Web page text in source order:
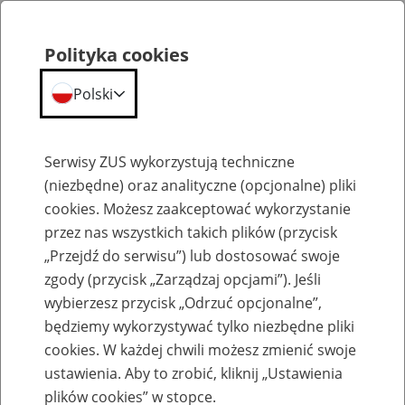
Emerytury
Baza zlikwidowanych lub
przekształconych zakładów pracy
Polityka cookies
Polski
Serwisy ZUS wykorzystują techniczne
(niezbędne) oraz analityczne (opcjonalne) pliki
cookies. Możesz zaakceptować wykorzystanie
przez nas wszystkich takich plików (przycisk
„Przejdź do serwisu”) lub dostosować swoje
zgody (przycisk „Zarządzaj opcjami”). Jeśli
wybierzesz przycisk „Odrzuć opcjonalne”,
będziemy wykorzystywać tylko niezbędne pliki
cookies. W każdej chwili możesz zmienić swoje
ustawienia. Aby to zrobić, kliknij „Ustawienia
plików cookies” w stopce.